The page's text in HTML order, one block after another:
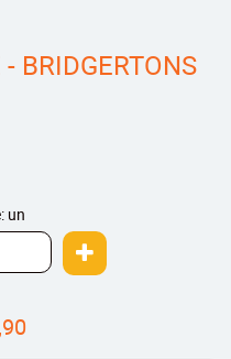
BRIDGERTONS
un